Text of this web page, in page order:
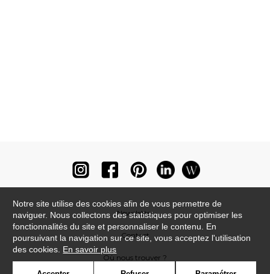
Newsletter
Contact
Où nous trouver ?
Notre site utilise des cookies afin de vous permettre de
naviguer. Nous collectons des statistiques pour optimiser les
fonctionnalités du site et personnaliser le contenu. En
poursuivant la navigation sur ce site, vous acceptez l'utilisation
des cookies. En savoir plus